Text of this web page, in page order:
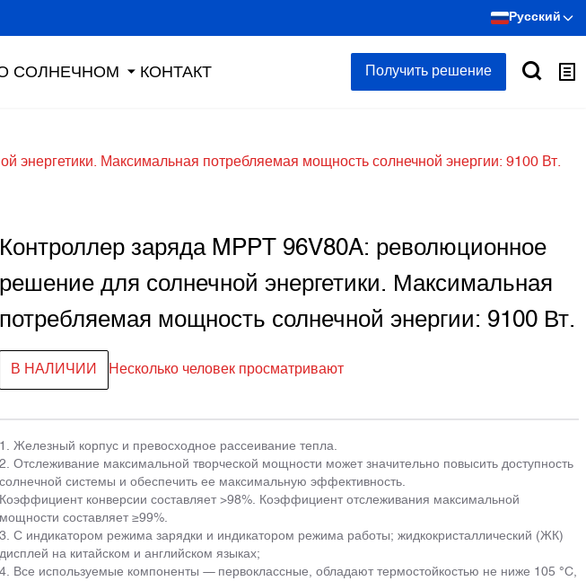
Русский
СОЛНЕЧНОМ КОНТАКТ Получить решение
Максимальная потребляемая мощность солнечной энергии: 9100 Вт.
Контроллер заряда MPPT 96V80A: революционное
решение для солнечной энергетики. Максимальная
потребляемая мощность солнечной энергии: 9100 Вт.
В НАЛИЧИИ Несколько человек просматривают
1. Железный корпус и превосходное рассеивание тепла.
2. Отслеживание максимальной творческой мощности может значительно повысить доступность
солнечной системы и обеспечить ее максимальную эффективность.
Коэффициент конверсии составляет >98%. Коэффициент отслеживания максимальной
мощности составляет ≥99%.
3. С индикатором режима зарядки и индикатором режима работы; жидкокристаллический (ЖК)
дисплей на китайском и английском языках;
4. Все используемые компоненты — первоклассные, обладают термостойкостью не ниже 105 °C,